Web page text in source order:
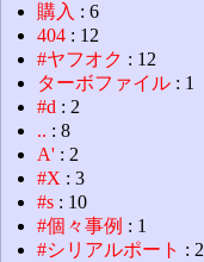
購入 : 6
404 : 12
#ヤフオク : 12
ターボファイル : 1
#d : 2
.. : 8
A' : 2
#X : 3
#s : 10
#個々事例 : 1
#シリアルポート : 2